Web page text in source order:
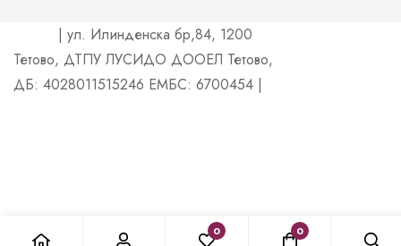
| ул. Илинденска бр,84, 1200
Тетово, ДТПУ ЛУСИДО ДООЕЛ Тетово,
ДБ: 4028011515246 ЕМБС: 6700454 |
0 0